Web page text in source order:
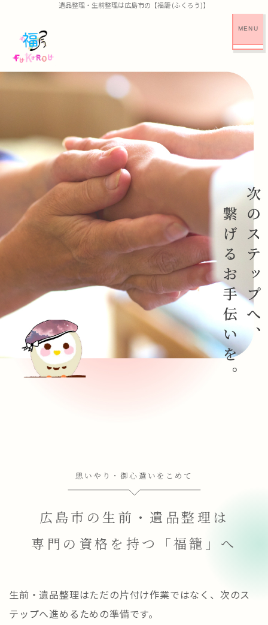
遺品整理・生前整理は広島市の【福籠 (ふくろう)】
CLOSE
思いやり・御心遣いをこめて
広島市の生前・遺品整理は
専門の資格を持つ「福籠」へ
生前・遺品整理はただの片付け作業ではなく、次のス
テップへ進めるための準備です。